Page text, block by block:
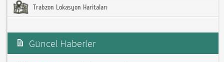
Trabzon Lokasyon Haritaları
Güncel Haberler